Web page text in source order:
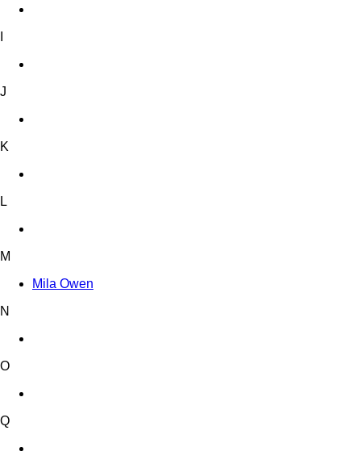
J
K
L
M
Mila Owen
N
O
Q